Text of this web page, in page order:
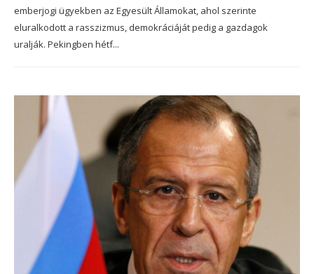
emberjogi ügyekben az Egyesült Államokat, ahol szerinte
eluralkodott a rasszizmus, demokráciáját pedig a gazdagok
uralják. Pekingben hétf...